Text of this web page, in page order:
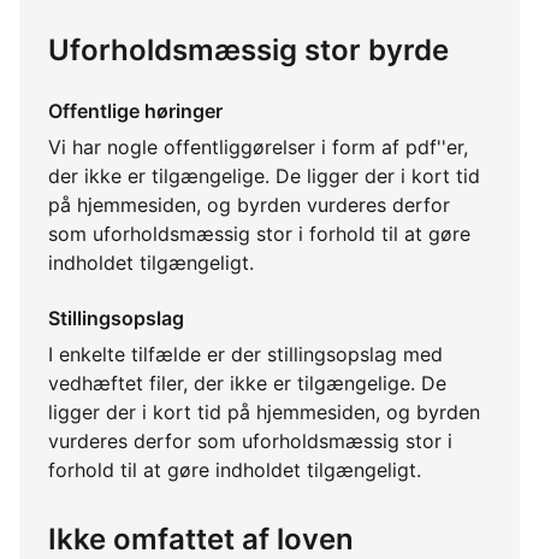
Uforholdsmæssig stor byrde
Offentlige høringer
Vi har nogle offentliggørelser i form af pdf''er,
der ikke er tilgængelige. De ligger der i kort tid
på hjemmesiden, og byrden vurderes derfor
som uforholdsmæssig stor i forhold til at gøre
indholdet tilgængeligt.
Stillingsopslag
I enkelte tilfælde er der stillingsopslag med
vedhæftet filer, der ikke er tilgængelige. De
ligger der i kort tid på hjemmesiden, og byrden
vurderes derfor som uforholdsmæssig stor i
forhold til at gøre indholdet tilgængeligt.
Ikke omfattet af loven